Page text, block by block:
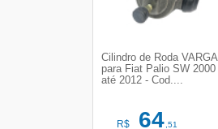
Cilindro de Roda VARGA
para Fiat Palio SW 2000
até 2012 - Cod....
R$ 64,51